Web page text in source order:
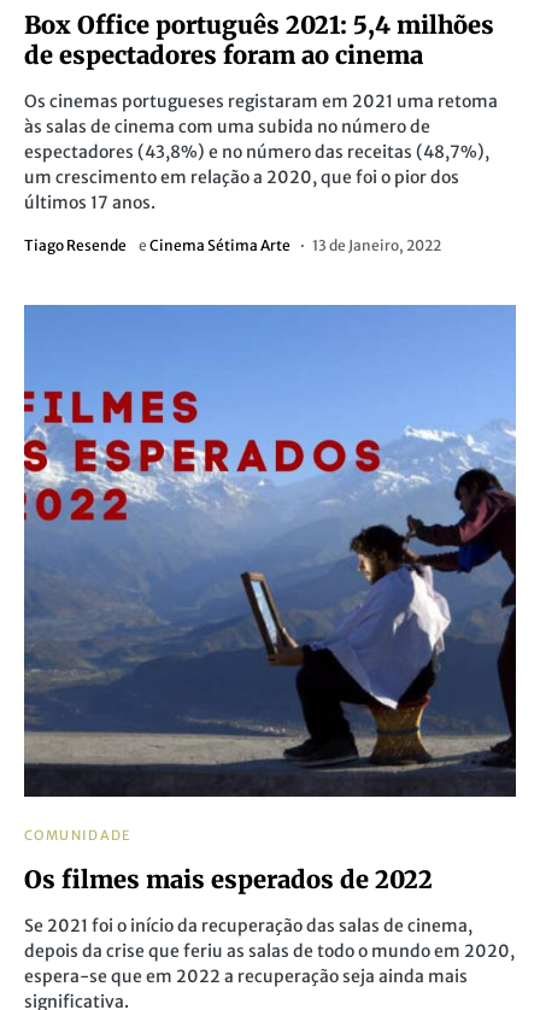
Box Office português 2021: 5,4 milhões
de espectadores foram ao cinema
Os cinemas portugueses registaram em 2021 uma retoma
às salas de cinema com uma subida no número de
espectadores (43,8%) e no número das receitas (48,7%),
um crescimento em relação a 2020, que foi o pior dos
últimos 17 anos.
Tiago Resende e Cinema Sétima Arte 13 de Janeiro, 2022
COMUNIDADE
Os filmes mais esperados de 2022
Se 2021 foi o início da recuperação das salas de cinema,
depois da crise que feriu as salas de todo o mundo em 2020,
espera-se que em 2022 a recuperação seja ainda mais
significativa.